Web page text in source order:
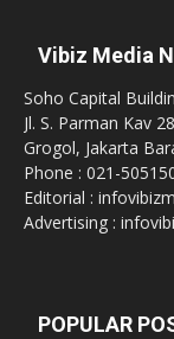
Vibiz Media
Soho Capital
Jl. S. Parman Kav 28
Grogol, Jakarta
Phone : 021-
Editorial :
Advertising :
POPULAR